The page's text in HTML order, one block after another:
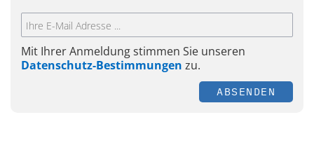
Mit Ihrer Anmeldung stimmen Sie unseren
Datenschutz-Bestimmungen zu.
ABSENDEN